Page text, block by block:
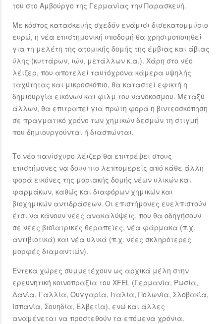
του στο Αμβούργο της Γερμανίας την Παρασκευή.
Με κόστος κατασκευής σχεδόν ενάμισι δισεκατομμύριο
ευρώ, η νέα επιστημονική υποδομή θα χρησιμοποιηθεί
για τη μελέτη της ατομικής δομής της έμβιας και άβιας
ύλης (κυττάρων, ιών, μετάλλων κ.α.). Χάρη στο νέο
λέιζερ, που αποτελεί ταυτόχρονα κάμερα υψηλής
ταχύτητας και μικροσκόπιο, θα καταστεί εφικτή η
δημιουργία εικόνων και φιλμ του νανόκοσμου. Μεταξύ
άλλων, θα επιτραπεί για πρώτη φορά η βιντεοσκόπηση
σε πραγματικό χρόνο των χημικών δεσμών τη στιγμή
που δημιουργούνται ή διασπώνται.
Το νέο πανίσχυρο λέιζερ θα επιτρέψει στους
επιστήμονες να δουν πιο λεπτομερείς από κάθε άλλη
φορά εικόνες της μοριακής δομής νέων υλικών και
φαρμάκων, καθώς και διαφόρων χημικών και
βιοχημικών αντιδράσεων. Οι επιστήμονες ευελπιστούν
έτσι να κάνουν νέες ανακαλύψεις, που θα οδηγήσουν
σε νέες βιοϊατρικές θεραπείες, νέα φάρμακα (π.χ.
αντιβιοτικά) και νέα υλικά (π.χ. νέες σκληρότερες
μορφές διαμαντιών).
Έντεκα χώρες συμμετέχουν ως αρχικά μέλη στην
ερευνητική κοινοπραξία του XFEL (Γερμανία, Ρωσία,
Δανία, Γαλλία, Ουγγαρία, Ιταλία, Πολωνία, Σλοβακία,
Ισπανία, Σουηδία, Ελβετία), ενώ και άλλες
αναμένεται να προστεθούν τα επόμενα χρόνια.